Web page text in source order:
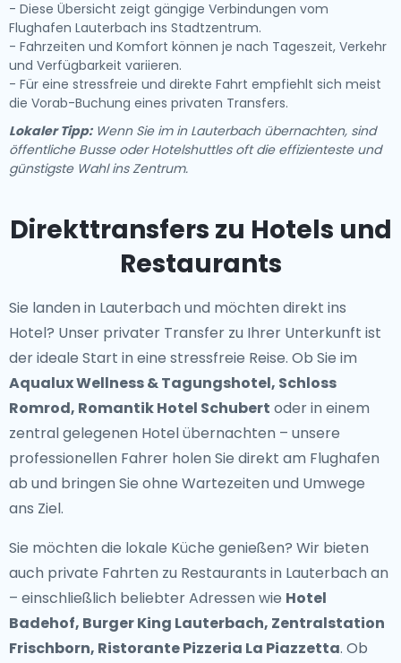
- Diese Übersicht zeigt gängige Verbindungen vom
Flughafen Lauterbach ins Stadtzentrum.
- Fahrzeiten und Komfort können je nach Tageszeit, Verkehr
und Verfügbarkeit variieren.
- Für eine stressfreie und direkte Fahrt empfiehlt sich meist
die Vorab-Buchung eines privaten Transfers.
Lokaler Tipp:Wenn Sie im in Lauterbach übernachten, sind
öffentliche Busse oder Hotelshuttles oft die effizienteste und
günstigste Wahl ins Zentrum.
Direkttransfers zu Hotels und
Restaurants
Sie landen in Lauterbach und möchten direkt ins
Hotel? Unser privater Transfer zu Ihrer Unterkunft ist
der ideale Start in eine stressfreie Reise. Ob Sie im
Aqualux Wellness & Tagungshotel, Schloss
Romrod, Romantik Hotel Schubert oder in einem
zentral gelegenen Hotel übernachten – unsere
professionellen Fahrer holen Sie direkt am Flughafen
ab und bringen Sie ohne Wartezeiten und Umwege
ans Ziel.
Sie möchten die lokale Küche genießen? Wir bieten
auch private Fahrten zu Restaurants in Lauterbach an
– einschließlich beliebter Adressen wie Hotel
Badehof, Burger King Lauterbach, Zentralstation
Frischborn, Ristorante Pizzeria La Piazzetta. Ob